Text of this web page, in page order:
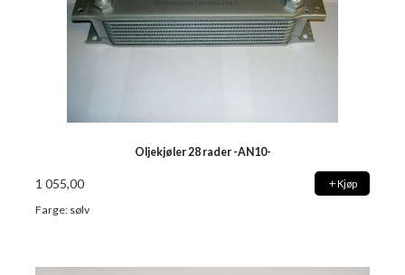
Oljekjøler 28 rader -AN10-
1 055,00 Kjøp
Farge: sølv